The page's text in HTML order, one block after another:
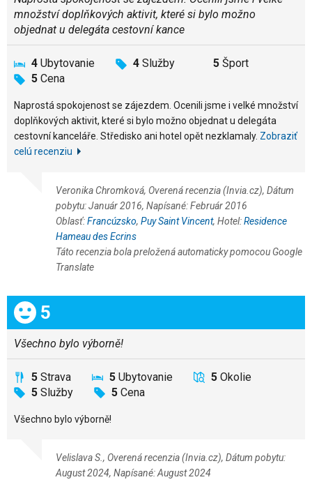
množství doplňkových aktivit, které si bylo možno
objednat u delegáta cestovní kance
4 Ubytovanie 4 Služby 5 Šport
5 Cena
Naprostá spokojenost se zájezdem. Ocenili jsme i velké množství
doplňkových aktivit, které si bylo možno objednat u delegáta
cestovní kanceláře. Středisko ani hotel opět nezklamaly. Zobraziť
celú recenziu
Veronika Chromková, Overená recenzia (Invia.cz), Dátum
pobytu: Január 2016, Napísané: Február 2016
Oblasť:Francúzsko, Puy Saint Vincent, Hotel:Residence
Hameau des Ecrins
Táto recenzia bola preložená automaticky pomocou Google
Translate
Celkom:
5
Všechno bylo výborně!
5 Strava 5 Ubytovanie 5 Okolie
5 Služby 5 Cena
Všechno bylo výborně!
Velislava S., Overená recenzia (Invia.cz), Dátum pobytu:
August 2024, Napísané: August 2024